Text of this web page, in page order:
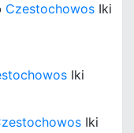
Czestochowos Iki
Iki
Iki